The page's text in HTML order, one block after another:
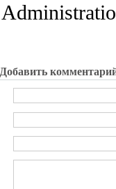
Добавить